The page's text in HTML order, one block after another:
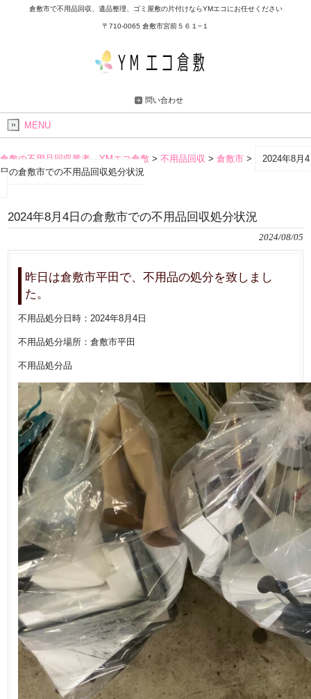
倉敷市で不用品回収、遺品整理、ゴミ屋敷の片付けならYMエコにお任せください
〒710-0065 倉敷市宮前５６１−１
問い合わせ
MENU
倉敷の不用品回収業者 YMエコ倉敷 > 不用品回収 > 倉敷市 >
2024年8月4
日の倉敷市での不用品回収処分状況
2024年8月4日の倉敷市での不用品回収処分状況
2024/08/05
昨日は倉敷市平田で、不用品の処分を致しまし
た。
不用品処分日時：2024年8月4日
不用品処分場所：倉敷市平田
不用品処分品